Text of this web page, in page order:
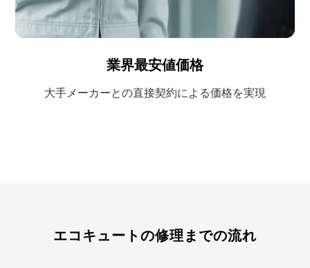
業界最安値価格
大手メーカーとの直接契約による価格を実現
エコキュートの修理までの流れ